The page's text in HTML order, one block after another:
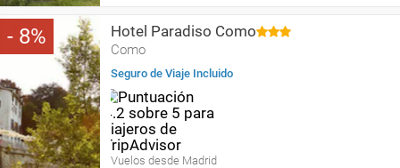
8 Hotel Paradiso Como
Como
Seguro de Viaje Incluido
Vuelos desde Madrid